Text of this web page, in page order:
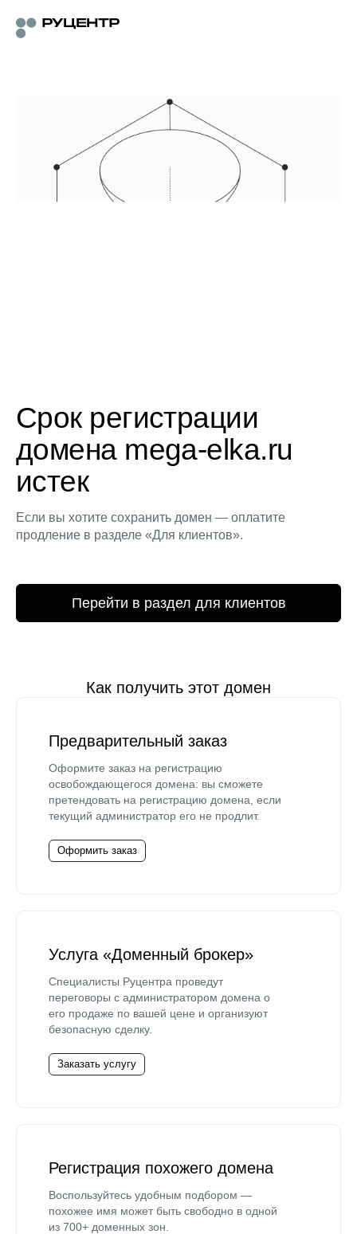
Срок регистрации
домена mega-elka.ru
истек
Если вы хотите сохранить домен — оплатите
продление в разделе «Для клиентов».
Перейти в раздел для клиентов
Как получить этот домен
Предварительный заказ
Оформите заказ на регистрацию
освобождающегося домена: вы сможете
претендовать на регистрацию домена, если
текущий администратор его не продлит.
Оформить заказ
Услуга «Доменный брокер»
Специалисты Руцентра проведут
переговоры с администратором домена о
его продаже по вашей цене и организуют
безопасную сделку.
Заказать услугу
Регистрация похожего домена
Воспользуйтесь удобным подбором —
похожее имя может быть свободно в одной
из 700+ доменных зон.